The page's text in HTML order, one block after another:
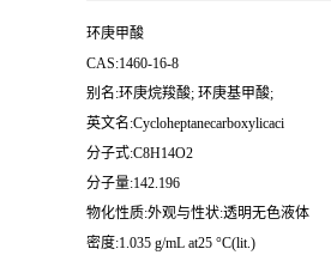
环庚甲酸
CAS:1460-16-8
别名:环庚烷羧酸; 环庚基甲酸;
英文名:Cycloheptanecarboxylicaci
分子式:C8H14O2
分子量:142.196
物化性质:外观与性状:透明无色液体
密度:1.035 g/mL at25 °C(lit.)